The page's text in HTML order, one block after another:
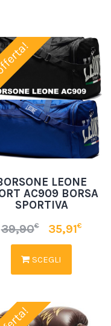
LEONE
AC909 BORSA
SPORTIVA
39,90€ 35,91€
SCEGLI